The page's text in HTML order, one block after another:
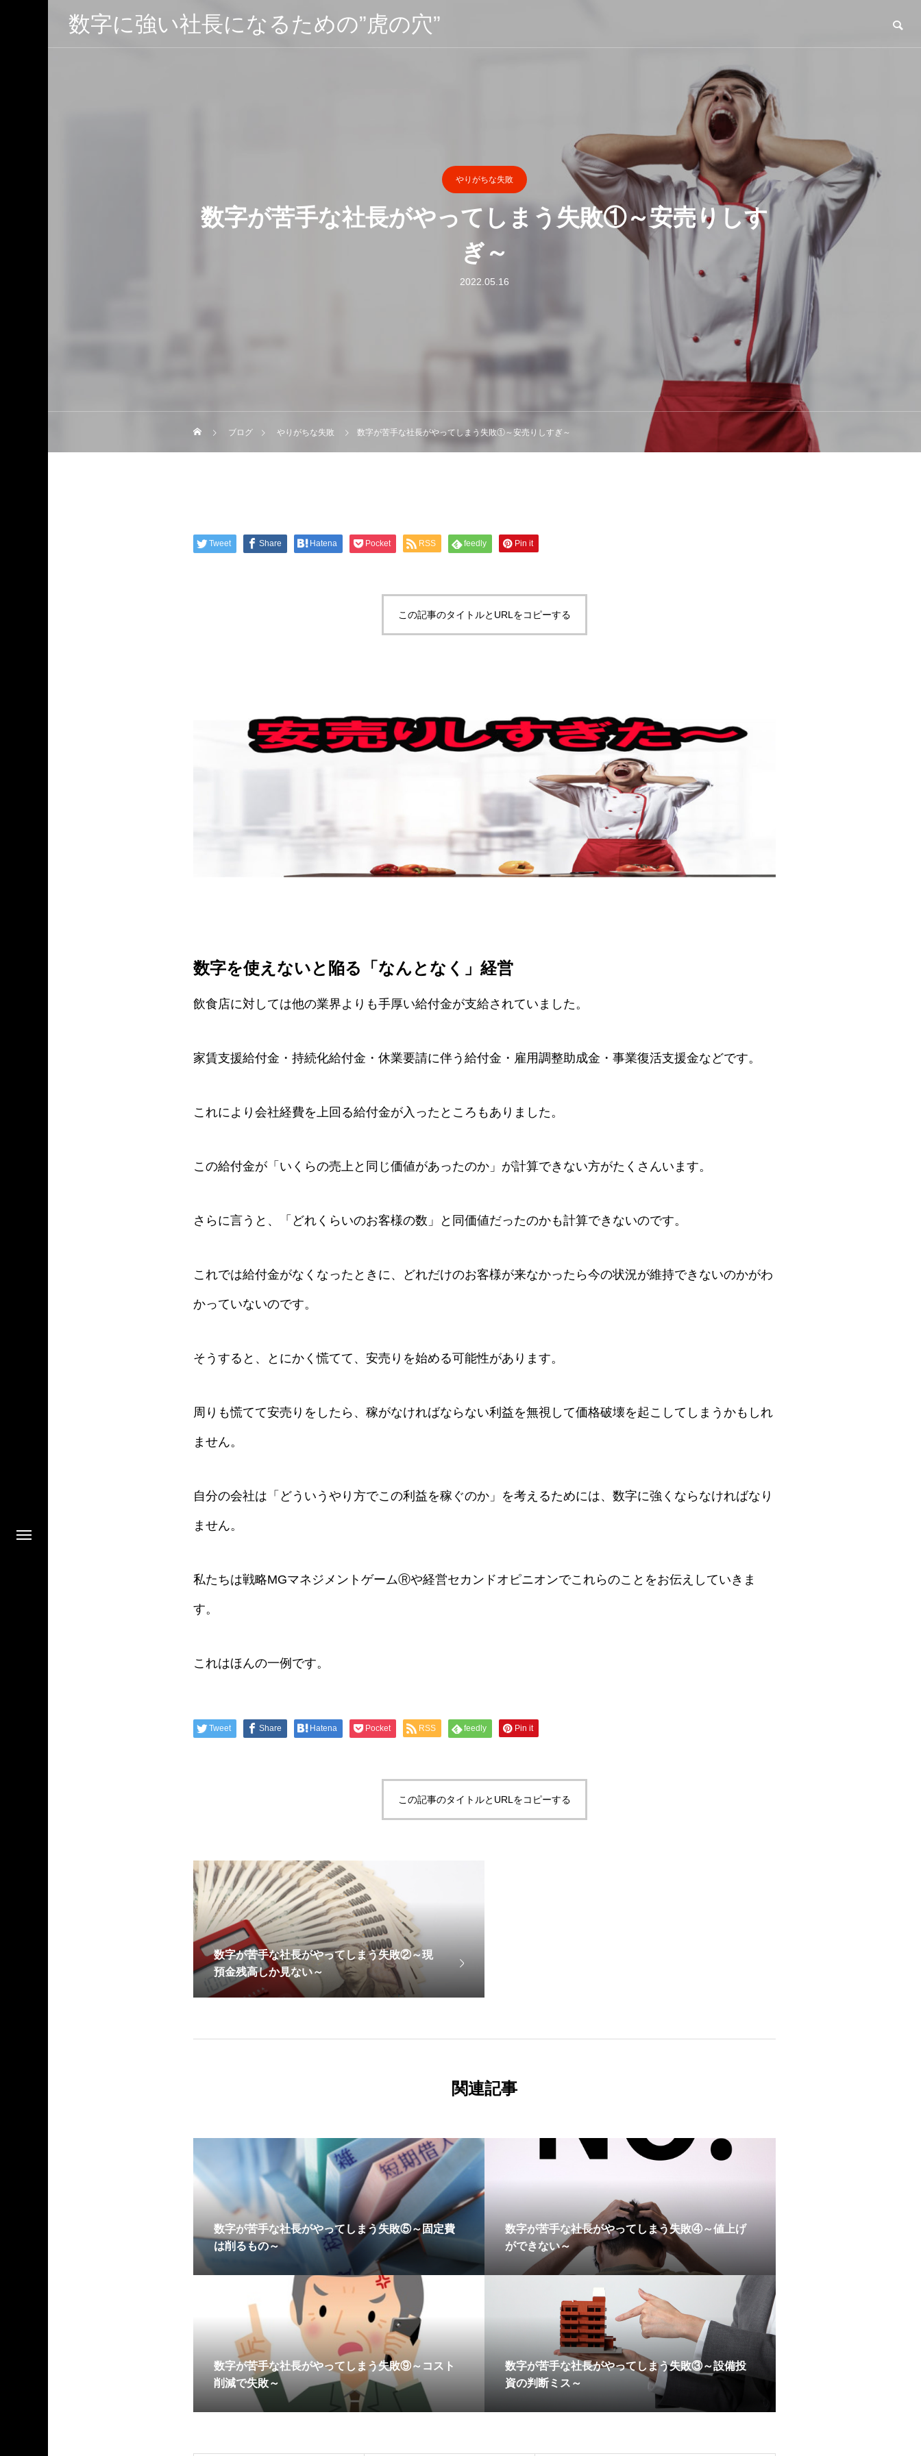
数字に強い社長になるための”虎の穴”
やりがちな失敗
数字が苦手な社長がやってしまう失敗①～安売りしす
ぎ～
2022.05.16
ブログ やりがちな失敗 数字が苦手な社長がやってしまう失敗①～安売りしすぎ～
Tweet Share Hatena Pocket RSS feedly Pin it
この記事のタイトルとURLをコピーする
数字を使えないと陥る「なんとなく」経営
飲食店に対しては他の業界よりも手厚い給付金が支給されていました。
家賃支援給付金・持続化給付金・休業要請に伴う給付金・雇用調整助成金・事業復活支援金などです。
これにより会社経費を上回る給付金が入ったところもありました。
この給付金が「いくらの売上と同じ価値があったのか」が計算できない方がたくさんいます。
さらに言うと、「どれくらいのお客様の数」と同価値だったのかも計算できないのです。
これでは給付金がなくなったときに、どれだけのお客様が来なかったら今の状況が維持できないのかがわ
かっていないのです。
そうすると、とにかく慌てて、安売りを始める可能性があります。
周りも慌てて安売りをしたら、稼がなければならない利益を無視して価格破壊を起こしてしまうかもしれ
ません。
自分の会社は「どういうやり方でこの利益を稼ぐのか」を考えるためには、数字に強くならなければなり
ません。
私たちは戦略MGマネジメントゲームⓇや経営セカンドオピニオンでこれらのことをお伝えしていきま
す。
これはほんの一例です。
Tweet Share Hatena Pocket RSS feedly Pin it
この記事のタイトルとURLをコピーする
数字が苦手な社長がやってしまう失敗②～現
預金残高しか見ない～
関連記事
数字が苦手な社長がやってしまう失敗⑤～固定費
は削るもの～
数字が苦手な社長がやってしまう失敗④～値上げ
ができない～
数字が苦手な社長がやってしまう失敗⑨～コスト
削減で失敗～
数字が苦手な社長がやってしまう失敗③～設備投
資の判断ミス～